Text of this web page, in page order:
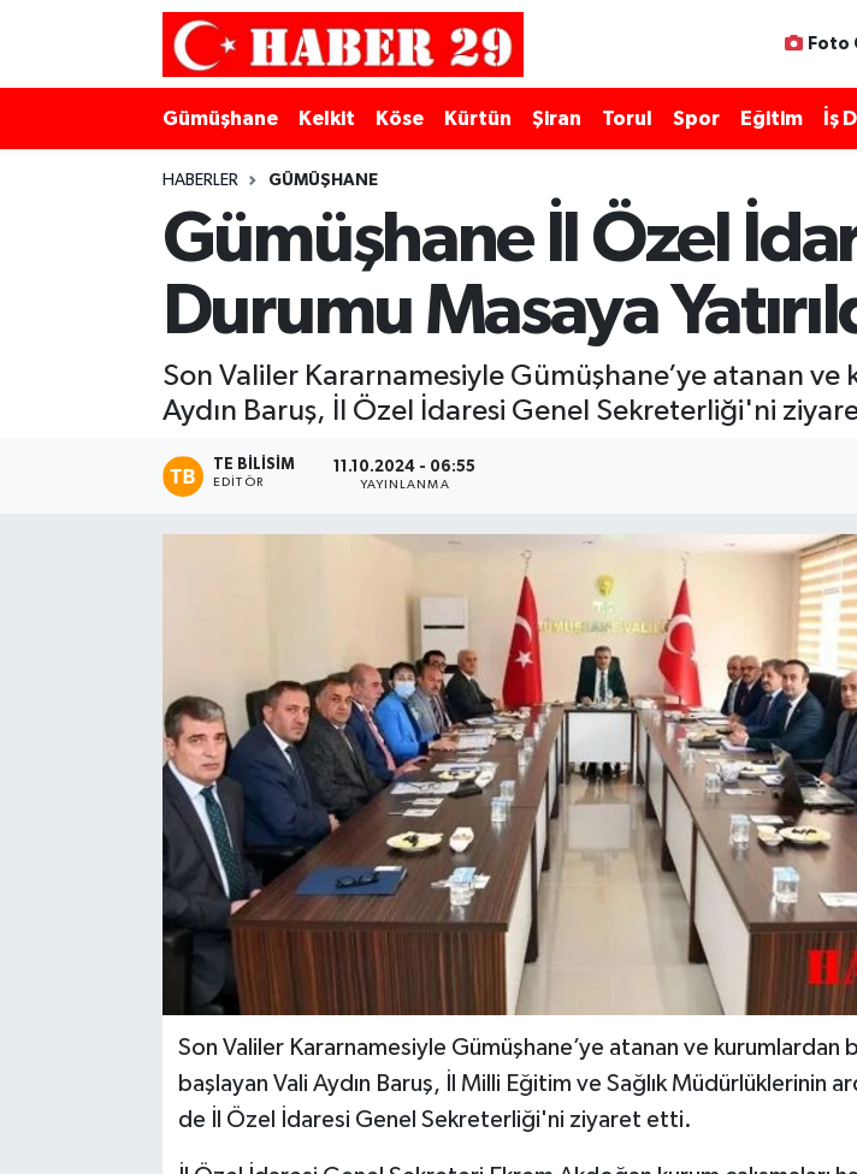
Foto
Gümüşhane Kelkit Köse Kürtün Şiran Torul Spor Eğitim İş
HABERLER GÜMÜŞHANE
Gümüşhane İl Özel
Durumu Masaya
Son Valiler Kararnamesiyle Gümüşhane’ye atanan
Aydın Baruş, İl Özel İdaresi Genel Sekreterliği'ni
TE BILISIM
EDITÖR
11.10.2024 - 06:55
YAYINLANMA
Son Valiler Kararnamesiyle Gümüşhane’ye atanan ve kurumlardan
başlayan Vali Aydın Baruş, İl Milli Eğitim ve Sağlık Müdürlüklerinin
de İl Özel İdaresi Genel Sekreterliği'ni ziyaret etti.
Merkez Hava Durumu
Merkez Trafik Yoğunluk Haritası
Süper Lig Puan Durumu ve Fikstür
Son Dakika Haberleri
Haber Arşivi